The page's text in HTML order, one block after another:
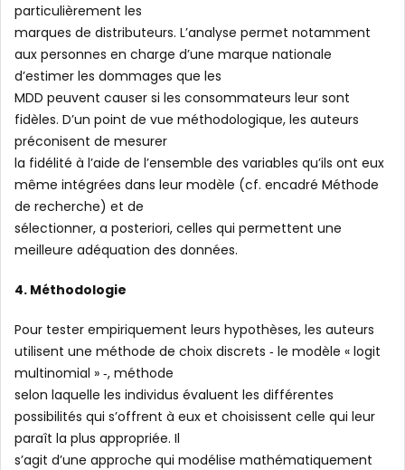
particulièrement les
marques de distributeurs. L’analyse permet notamment
aux personnes en charge d’une marque nationale
d’estimer les dommages que les
MDD peuvent causer si les consommateurs leur sont
fidèles. D’un point de vue méthodologique, les auteurs
préconisent de mesurer
la fidélité à l’aide de l’ensemble des variables qu’ils ont eux
même intégrées dans leur modèle (cf. encadré Méthode
de recherche) et de
sélectionner, a posteriori, celles qui permettent une
meilleure adéquation des données.
4. Méthodologie
Pour tester empiriquement leurs hypothèses, les auteurs
utilisent une méthode de choix discrets ‐ le modèle « logit
multinomial » ‐, méthode
selon laquelle les individus évaluent les différentes
possibilités qui s’offrent à eux et choisissent celle qui leur
paraît la plus appropriée. Il
s’agit d’une approche qui modélise mathématiquement